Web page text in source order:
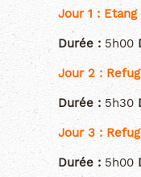
Jour 1 :
Durée : 5h00
Jour 2 :
Durée : 5h30
Jour 3 :
Durée : 5h00